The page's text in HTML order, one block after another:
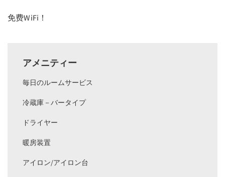
免费WiFi！
アメニティー
毎日のルームサービス
冷蔵庫－バータイプ
ドライヤー
暖房装置
アイロン/アイロン台